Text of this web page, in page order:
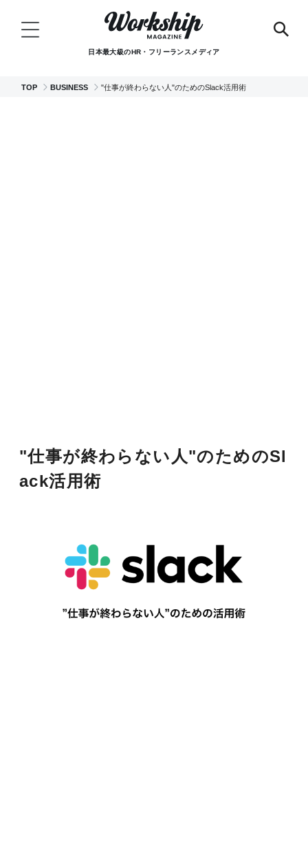
日本最大級のHR・フリーランスメディア
TOP BUSINESS "仕事が終わらない人"のためのSlack活用術
"仕事が終わらない人"のためのSl
ack活用術